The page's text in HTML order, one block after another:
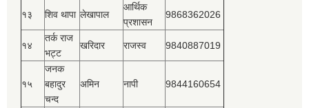
१३ शिव थापा लेखापाल
आर्थिक
प्रशासन
9868362026
१४
तर्क राज
भट्ट
खरिदार राजस्‍व 9840887019
१५
जनक
बहादुर
चन्द
अमिन नापी 9844160654